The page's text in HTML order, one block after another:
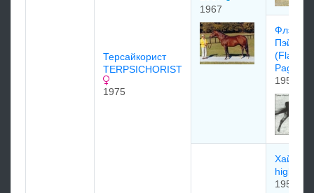
Терсайкорист
TERPSICHORIST
1975
1967
Пэйдж
(Flaming
Page)
1959
Хай Хэт
high hat
1957